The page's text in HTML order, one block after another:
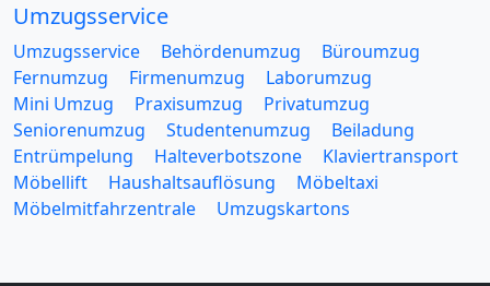
Umzugsservice
Umzugsservice Behördenumzug
Büroumzug
Fernumzug
Firmenumzug
Laborumzug
Mini Umzug
Praxisumzug
Privatumzug
Seniorenumzug
Studentenumzug
Beiladung
Entrümpelung
Halteverbotszone
Klaviertransport
Möbellift
Haushaltsauflösung
Möbeltaxi
Möbelmitfahrzentrale
Umzugskartons